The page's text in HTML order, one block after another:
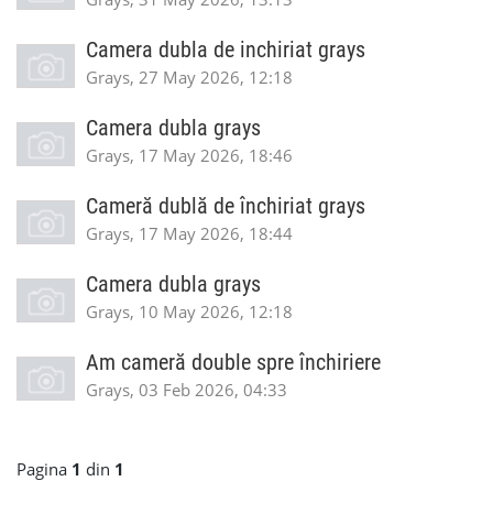
Camera dubla de inchiriat grays
Grays, 27 May 2026, 12:18
Camera dubla grays
Grays, 17 May 2026, 18:46
Cameră dublă de închiriat grays
Grays, 17 May 2026, 18:44
Camera dubla grays
Grays, 10 May 2026, 12:18
Am cameră double spre închiriere
Grays, 03 Feb 2026, 04:33
Pagina 1 din 1